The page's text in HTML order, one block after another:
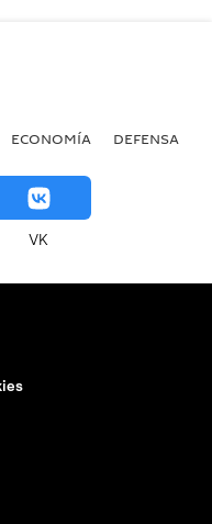
ECONOMÍA DEFENSA
VK